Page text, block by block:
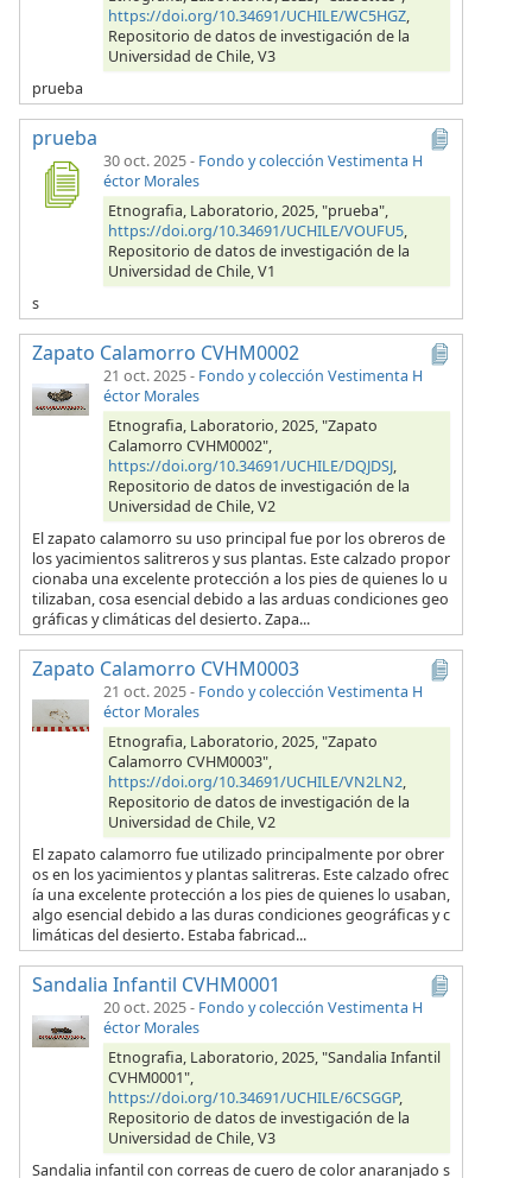
https://doi.org/10.34691/UCHILE/WC5HGZ,
Repositorio de datos de investigación de la
Universidad de Chile, V3
prueba
prueba
30 oct. 2025- Fondo y colección Vestimenta H
éctor Morales
Etnografia, Laboratorio, 2025, "prueba",
https://doi.org/10.34691/UCHILE/VOUFU5,
Repositorio de datos de investigación de la
Universidad de Chile, V1
s
Zapato Calamorro CVHM0002
21 oct. 2025- Fondo y colección Vestimenta H
éctor Morales
Etnografia, Laboratorio, 2025, "Zapato
Calamorro CVHM0002",
https://doi.org/10.34691/UCHILE/DQJDSJ,
Repositorio de datos de investigación de la
Universidad de Chile, V2
El zapato calamorro su uso principal fue por los obreros de
los yacimientos salitreros y sus plantas. Este calzado propor
cionaba una excelente protección a los pies de quienes lo u
tilizaban, cosa esencial debido a las arduas condiciones geo
gráficas y climáticas del desierto. Zapa...
Zapato Calamorro CVHM0003
21 oct. 2025- Fondo y colección Vestimenta H
éctor Morales
Etnografia, Laboratorio, 2025, "Zapato
Calamorro CVHM0003",
https://doi.org/10.34691/UCHILE/VN2LN2,
Repositorio de datos de investigación de la
Universidad de Chile, V2
El zapato calamorro fue utilizado principalmente por obrer
os en los yacimientos y plantas salitreras. Este calzado ofrec
ía una excelente protección a los pies de quienes lo usaban,
algo esencial debido a las duras condiciones geográficas y c
limáticas del desierto. Estaba fabricad...
Sandalia Infantil CVHM0001
20 oct. 2025- Fondo y colección Vestimenta H
éctor Morales
Etnografia, Laboratorio, 2025, "Sandalia Infantil
CVHM0001",
https://doi.org/10.34691/UCHILE/6CSGGP,
Repositorio de datos de investigación de la
Universidad de Chile, V3
Sandalia infantil con correas de cuero de color anaranjado s